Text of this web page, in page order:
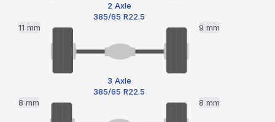
2 Axle
385/65 R22.5
11 mm
9 mm
3 Axle
385/65 R22.5
8 mm
8 mm